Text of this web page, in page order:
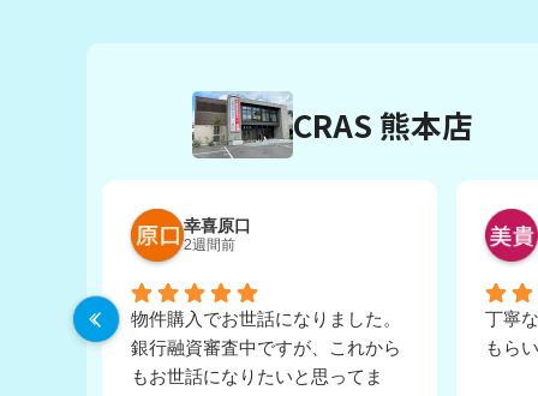
CRAS 熊本店
幸喜原口
2週間前
物件購入でお世話になりました。
銀行融資審査中ですが、これから
もお世話になりたいと思ってま
丁寧
もら